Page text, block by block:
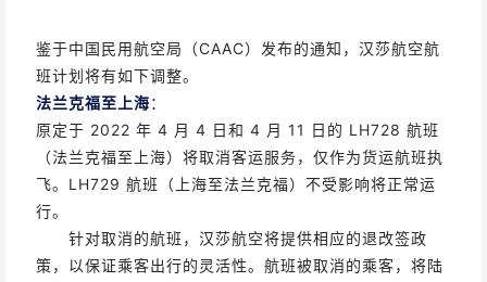
鉴于中国民用航空局（CAAC）发布的通知，汉莎航空航
班计划将有如下调整。
法兰克福至上海：
原定于 2022 年 4 月 4 日和 4 月 11 日的 LH728 航班
（法兰克福至上海）将取消客运服务，仅作为货运航班执
飞。LH729 航班（上海至法兰克福）不受影响将正常运
行。
针对取消的航班，汉莎航空将提供相应的退改签政
策，以保证乘客出行的灵活性。航班被取消的乘客，将陆